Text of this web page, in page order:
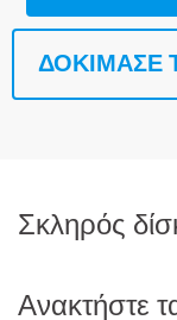
ΔΟΚΙΜΑΣΕ
Σκληρός
Ανακτήστε